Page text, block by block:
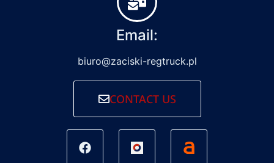
Email:
biuro@zaciski-regtruck.pl
CONTACT US